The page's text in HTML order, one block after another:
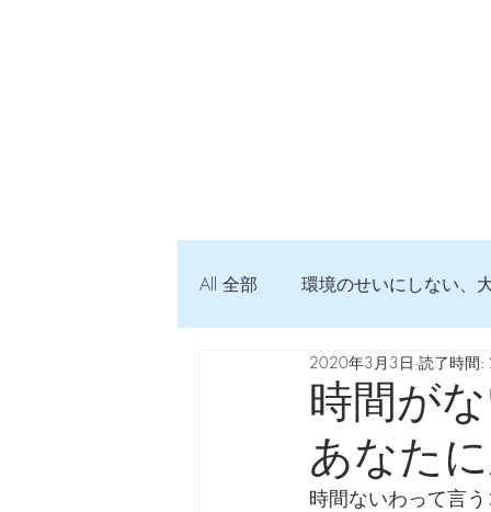
All 全部 環境のせいにしない、
弦交換の記録 DTM 始め
Imanjy Studio 使われているモノ
時間が
あなた
2020年3月3日 読了時間:
時間ないわって言